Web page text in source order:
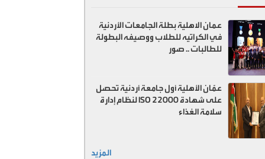
عمان الاهلية بطلة الجامعات الأردنية
في الكراتيه للطلاب ووصيفه البطولة
للطالبات .. صور
عمّان الأهلية أول جامعة أردنية تحصل
على شهادة ISO 22000 لنظام إدارة
سلامة الغذاء
المزيد